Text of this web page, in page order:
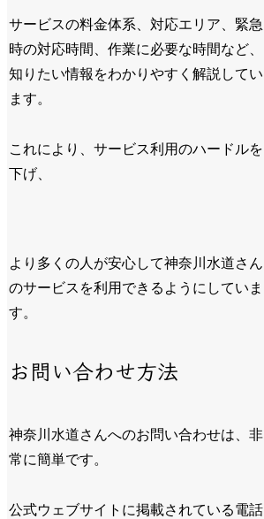
サービスの料金体系、対応エリア、緊急
時の対応時間、作業に必要な時間など、
知りたい情報をわかりやすく解説してい
ます。
これにより、サービス利用のハードルを
下げ、
より多くの人が安心して神奈川水道さん
のサービスを利用できるようにしていま
す。
お問い合わせ方法
神奈川水道さんへのお問い合わせは、非
常に簡単です。
公式ウェブサイトに掲載されている電話